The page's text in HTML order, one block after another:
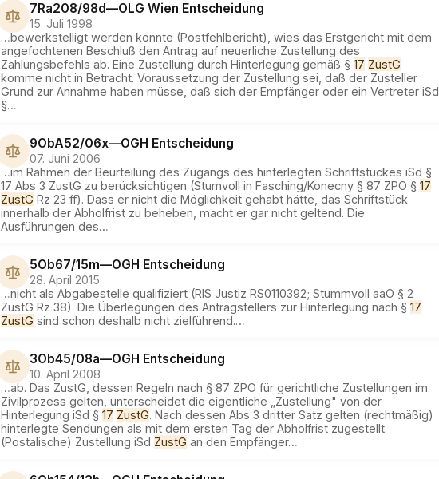
7Ra208/98d—OLG Wien Entscheidung
15. Juli 1998
…bewerkstelligt werden konnte (Postfehlbericht), wies das Erstgericht mit dem
angefochtenen Beschluß den Antrag auf neuerliche Zustellung des
Zahlungsbefehls ab. Eine Zustellung durch Hinterlegung gemäß § 17 ZustG
komme nicht in Betracht. Voraussetzung der Zustellung sei, daß der Zusteller
Grund zur Annahme haben müsse, daß sich der Empfänger oder ein Vertreter iSd
§…
9ObA52/06x—OGH Entscheidung
07. Juni 2006
…im Rahmen der Beurteilung des Zugangs des hinterlegten Schriftstückes iSd §
17 Abs 3 ZustG zu berücksichtigen (Stumvoll in Fasching/Konecny § 87 ZPO § 17
ZustG Rz 23 ff). Dass er nicht die Möglichkeit gehabt hätte, das Schriftstück
innerhalb der Abholfrist zu beheben, macht er gar nicht geltend. Die
Ausführungen des…
5Ob67/15m—OGH Entscheidung
28. April 2015
…nicht als Abgabestelle qualifiziert (RIS Justiz RS0110392; Stummvoll aaO § 2
ZustG Rz 38). Die Überlegungen des Antragstellers zur Hinterlegung nach § 17
ZustG sind schon deshalb nicht zielführend.…
3Ob45/08a—OGH Entscheidung
10. April 2008
…ab. Das ZustG, dessen Regeln nach § 87 ZPO für gerichtliche Zustellungen im
Zivilprozess gelten, unterscheidet die eigentliche „Zustellung" von der
Hinterlegung iSd § 17 ZustG. Nach dessen Abs 3 dritter Satz gelten (rechtmäßig)
hinterlegte Sendungen als mit dem ersten Tag der Abholfrist zugestellt.
(Postalische) Zustellung iSd ZustG an den Empfänger…